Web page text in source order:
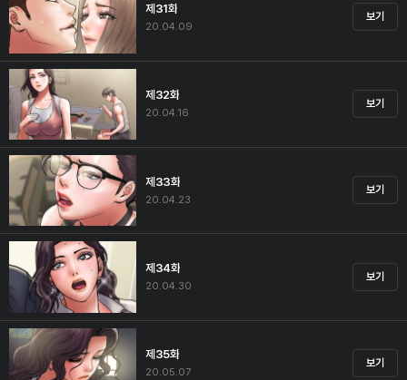
제31화
20.04.09
보기
제32화
20.04.16
보기
제33화
20.04.23
보기
제34화
20.04.30
보기
제35화
20.05.07
보기